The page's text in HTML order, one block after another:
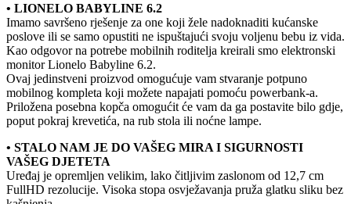
• LIONELO BABYLINE 6.2
Imamo savršeno rješenje za one koji žele nadoknaditi kućanske
poslove ili se samo opustiti ne ispuštajući svoju voljenu bebu iz vida.
Kao odgovor na potrebe mobilnih roditelja kreirali smo elektronski
monitor Lionelo Babyline 6.2.
Ovaj jedinstveni proizvod omogućuje vam stvaranje potpuno
mobilnog kompleta koji možete napajati pomoću powerbank-a.
Priložena posebna kopča omogućit će vam da ga postavite bilo gdje,
poput pokraj krevetića, na rub stola ili noćne lampe.
• STALO NAM JE DO VAŠEG MIRA I SIGURNOSTI
VAŠEG DJETETA
Uređaj je opremljen velikim, lako čitljivim zaslonom od 12,7 cm
FullHD rezolucije. Visoka stopa osvježavanja pruža glatku sliku bez